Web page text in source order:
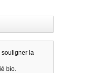
souligner la
bio.